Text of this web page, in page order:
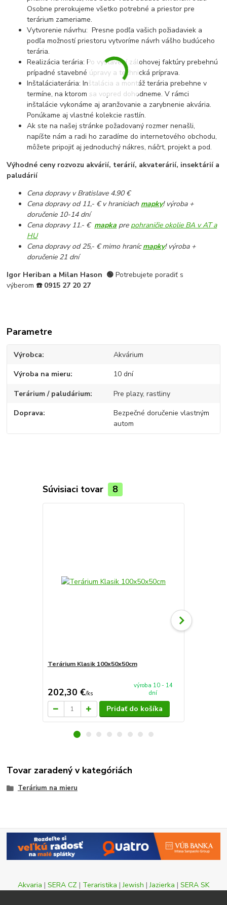
Osobne prerokujeme všetko potrebné a priestor pre
terárium zameriame.
Vytvorenie návrhu: Presne podľa vašich požiadaviek a
podľa možností priestoru vytvoríme návrh vášho budúceho
terária.
Realizácia terária: Po vystavení zálohovej faktúry prebehnú
prípadné stavebné úpravy a technická príprava.
Inštaláciaterária: Inštalácia a montáž terária prebehne v
termíne, na ktorom sa vopred dohodneme. V rámci
inštalácie vykonáme aj aranžovanie a zarybnenie akvária.
Ponúkame aj vlastné kolekcie rastlín.
Ak ste na našej stránke požadovaný rozmer nenašli,
napíšte nám a radi ho zaradíme do internetového obchodu,
môžete pripojiť aj jednoduchý nákres, náčrt, projekt a pod.
Výhodné ceny rozvozu akvárií, terárií, akvaterárií, insektárií a
paludárií
Cena dopravy v Bratislave 4.90 €
Cena dopravy od 11,- € v hraniciach mapky! výroba +
doručenie 10-14 dní
Cena dopravy 11.- € mapka pre pohraničie okolie BA v AT a
HU
Cena dopravy od 25,- € mimo hranícmapky! výroba +
doručenie 21 dní
Igor Heriban a Milan Hason 🟢Potrebujete poradiť s
výberom ☎️ 0915 27 20 27
Parametre
Výrobca Akvárium
Výroba na mieru 10 dní
Terárium / paludárium Pre plazy, rastliny
Doprava
Bezpečné doručenie vlastným
autom
Súvisiaci tovar 8
Terárium Klasik 100x50x50cm
202,30 €/ks
výroba 10 - 14
dní
Pridať do košíka
Tovar zaradený v kategóriách
Terárium na mieru
Akvaria | SERA CZ | Teraristika |Jewish |Jazierka | SERA SK